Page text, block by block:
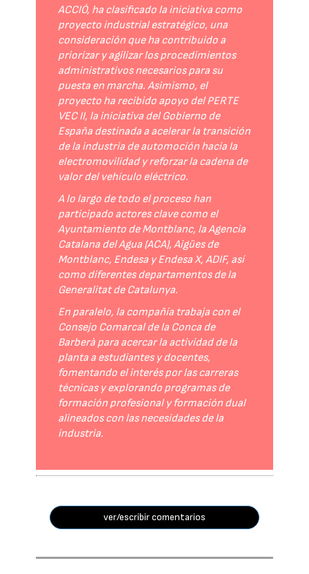
ACCIÓ, ha clasificado la iniciativa como
proyecto industrial estratégico, una
consideración que ha contribuido a
priorizar y agilizar los procedimientos
administrativos necesarios para su
puesta en marcha. Asimismo, el
proyecto ha recibido apoyo del PERTE
VEC II, la iniciativa del Gobierno de
España destinada a acelerar la transición
de la industria de automoción hacia la
electromovilidad y reforzar la cadena de
valor del vehículo eléctrico.
A lo largo de todo el proceso han
participado actores clave como el
Ayuntamiento de Montblanc, la Agencia
Catalana del Agua (ACA), Aigües de
Montblanc, Endesa y Endesa X, ADIF, así
como diferentes departamentos de la
Generalitat de Catalunya.
En paralelo, la compañía trabaja con el
Consejo Comarcal de la Conca de
Barberà para acercar la actividad de la
planta a estudiantes y docentes,
fomentando el interés por las carreras
técnicas y explorando programas de
formación profesional y formación dual
alineados con las necesidades de la
industria.
ver/escribir comentarios